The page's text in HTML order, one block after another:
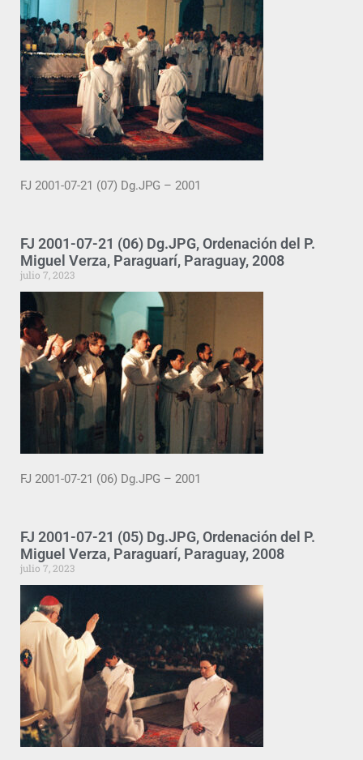
FJ 2001-07-21 (07) Dg.JPG – 2001
FJ 2001-07-21 (06) Dg.JPG, Ordenación del P.
Miguel Verza, Paraguarí, Paraguay, 2008
julio 7, 2023
FJ 2001-07-21 (06) Dg.JPG – 2001
FJ 2001-07-21 (05) Dg.JPG, Ordenación del P.
Miguel Verza, Paraguarí, Paraguay, 2008
julio 7, 2023